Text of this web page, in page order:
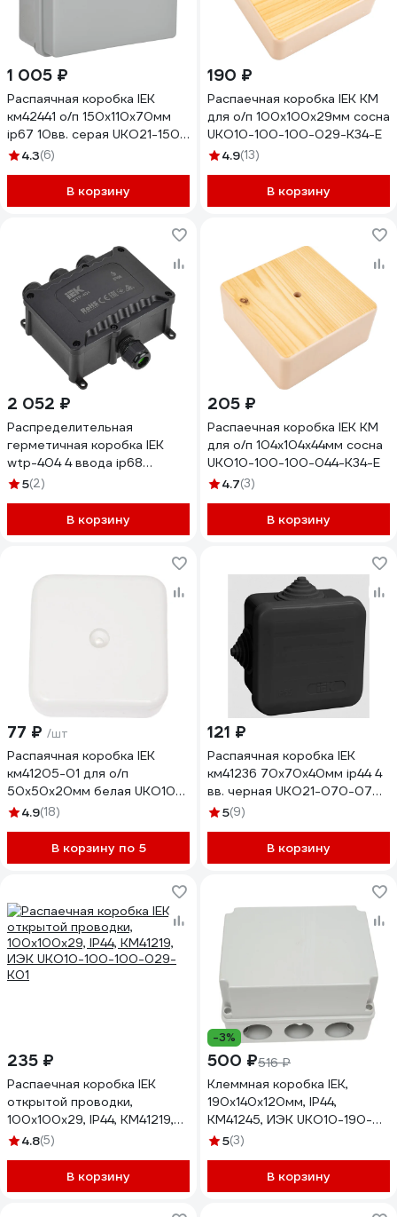
1 005 ₽
Распаячная коробка IEK
км42441 о/п 150x110x70мм
ip67 10вв. серая UKO21-150-
110-070-K41-66
4.3(6)
В корзину
190 ₽
Распаечная коробка IEK КМ
для о/п 100x100x29мм сосна
UKO10-100-100-029-K34-E
4.9(13)
В корзину
2 052 ₽
Распределительная
герметичная коробка IEK
wtp-404 4 ввода ip68
UWB10-O-450-41-04-68
5(2)
В корзину
205 ₽
Распаечная коробка IEK КМ
для о/п 104x104x44мм сосна
UKO10-100-100-044-K34-E
4.7(3)
В корзину
77 ₽ /шт
Распаячная коробка IEK
км41205-01 для о/п
50x50x20мм белая UKO10-
050-050-020-K01-E
4.9(18)
В корзину по 5
121 ₽
Распаячная коробка IEK
км41236 70x70x40мм ip44 4
вв. черная UKO21-070-070-
040-K02-44
5(9)
В корзину
235 ₽
Распаечная коробка IEK
открытой проводки,
100x100x29, IP44, KM41219,
ИЭК UKO10-100-100-029-
4.8(5)
В корзину
-3%
500 ₽516 ₽
Клеммная коробка IEK,
190x140x120мм, IP44,
КМ41245, ИЭК UKO10-190-
140-120-K41-44
5(3)
В корзину